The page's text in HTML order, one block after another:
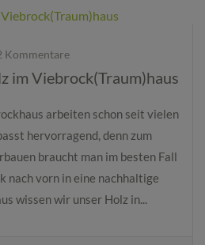
Kommentare
im Viebrock(Traum)haus
arbeiten schon seit vielen
hervorragend, denn zum
braucht man im besten Fall
nach vorn in eine nachhaltige
wissen wir unser Holz in...